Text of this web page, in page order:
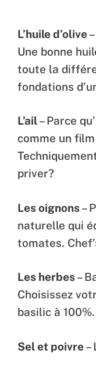
L’huile d’olive
Une bonne
toute la
fondations
L’ail– Parce
comme un
priver?
Les oignons–
naturelle qui
tomates.
Les herbes–
Choisissez
basilic à 100%.
Sel et poivre –